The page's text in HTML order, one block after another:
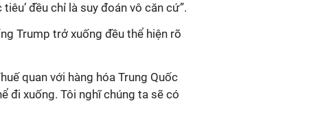
đều chỉ là suy đoán vô căn cứ”.
Trump trở xuống đều thể hiện rõ
quan với hàng hóa Trung Quốc
đi xuống. Tôi nghĩ chúng ta sẽ có